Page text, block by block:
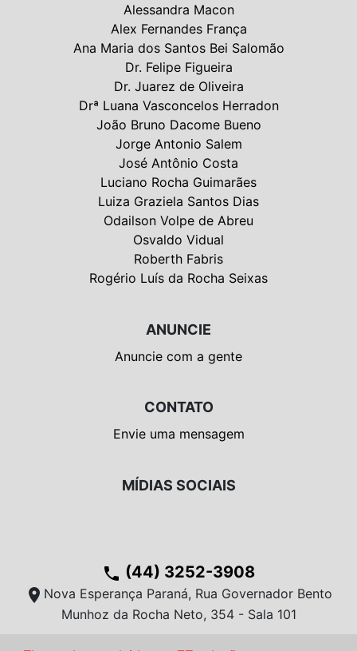
Alessandra Macon
Alex Fernandes França
Ana Maria dos Santos Bei Salomão
Dr. Felipe Figueira
Dr. Juarez de Oliveira
Drª Luana Vasconcelos Herradon
João Bruno Dacome Bueno
Jorge Antonio Salem
José Antônio Costa
Luciano Rocha Guimarães
Luiza Graziela Santos Dias
Odailson Volpe de Abreu
Osvaldo Vidual
Roberth Fabris
Rogério Luís da Rocha Seixas
ANUNCIE
Anuncie com a gente
CONTATO
Envie uma mensagem
MÍDIAS SOCIAIS
phone (44) 3252-3908
location_on Nova Esperança Paraná, Rua Governador Bento
Munhoz da Rocha Neto, 354 - Sala 101